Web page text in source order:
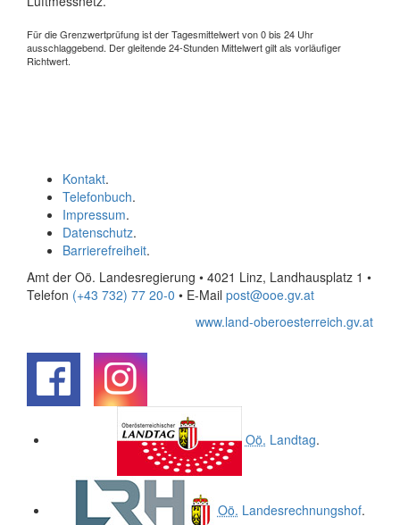
Für die Grenzwertprüfung ist der Tagesmittelwert von 0 bis 24 Uhr
ausschlaggebend. Der gleitende 24-Stunden Mittelwert gilt als vorläufiger
Richtwert.
Kontakt.
Telefonbuch.
Impressum.
Datenschutz.
Barrierefreiheit.
Amt der Oö. Landesregierung • 4021 Linz, Landhausplatz 1 •
Telefon (+43 732) 77 20-0 • E-Mail post@ooe.gv.at
www.land-oberoesterreich.gv.at
Oö. Landtag.
Oö. Landesrechnungshof.